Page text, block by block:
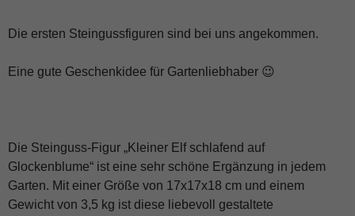
Die ersten Steingussfiguren sind bei uns angekommen.
Eine gute Geschenkidee für Gartenliebhaber 😉
Die Steinguss-Figur „Kleiner Elf schlafend auf
Glockenblume“ ist eine sehr schöne Ergänzung in jedem
Garten. Mit einer Größe von 17x17x18 cm und einem
Gewicht von 3,5 kg ist diese liebevoll gestaltete